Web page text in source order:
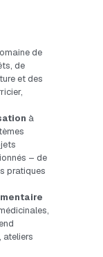
développe un jardin-forêt au cœur du domaine de
de
et des
à
– de
pratiques
ateliers